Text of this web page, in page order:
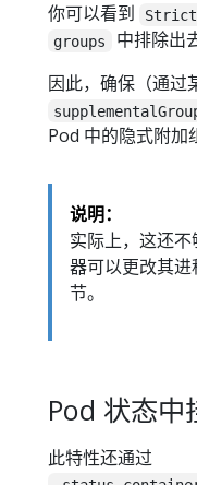
你可以看到 Strict
groups
中排除出
因此，确保（通过
Pod 中的隐式附加
说明：
实际上，这还
器可以更改其
节。
Pod 状态中
此特性还通过